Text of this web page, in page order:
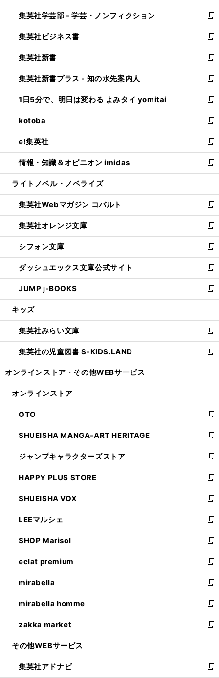
開
く
ウ
で
開
く
ン
ド
ウ
で
開
く
ウ
ィ
ン
ド
ウ
で
開
く
集英社学芸部 - 学芸・ノンフィクション
新
し
い
ウ
ィ
ン
ド
ウ
で
開
く
集英社ビジネス書
新
し
い
ウ
ィ
ン
ド
ウ
で
開
く
集英社新書
新
し
い
ウ
ィ
ン
ド
ウ
で
開
く
集英社新書プラス - 知の水先案内人
新
し
い
ウ
ィ
ン
ド
ウ
で
開
1日5分で、明日は変わる よみタイ yomitai
新
し
い
ウ
ィ
ン
ド
ウ
開
く
kotoba
新
し
い
ウ
ィ
ン
ウ
で
開
く
e!集英社
新
し
い
ウ
ン
ド
ウ
で
開
く
情報・知識＆オピニオン imidas
新
し
ウ
ィ
ン
ド
ウ
で
開
く
ライトノベル・ノベライズ
集英社Webマガジン コバルト
新
し
い
ウ
ィ
ン
ド
ウ
で
開
集英社オレンジ文庫
新
し
い
ウ
ィ
ン
ド
ウ
開
く
シフォン文庫
新
し
い
ウ
ィ
ン
ウ
で
開
く
ダッシュエックス文庫公式サイト
新
し
い
ウ
ン
ド
ウ
で
JUMP j-BOOKS
新
し
ウ
ィ
ン
ド
開
キッズ
集英社みらい文庫
新
し
い
ン
ウ
で
開
く
集英社の児童図書 S-KIDS.LAND
新
ウ
ン
ド
ウ
で
開
く
オンラインストア・ その他WEBサービス
オンラインストア
OTO
新
し
い
ウ
ィ
ン
ド
ウ
で
開
く
SHUEISHA MANGA-ART HERITAGE
新
し
い
ウ
ィ
ン
ド
ウ
で
開
く
ジャンプキャラクターズストア
新
し
い
ウ
ィ
ン
ド
ウ
で
開
く
HAPPY PLUS STORE
新
し
い
ウ
ィ
ン
ド
ウ
で
開
く
SHUEISHA VOX
新
し
い
ウ
ィ
ン
ド
ウ
で
開
く
LEEマルシェ
新
し
い
ウ
ィ
ン
ド
ウ
で
開
く
SHOP Marisol
新
し
い
ウ
ィ
ン
ド
ウ
で
開
eclat premium
新
し
い
ウ
ィ
ン
ド
ウ
開
く
mirabella
新
し
い
ウ
ィ
ン
ウ
で
mirabella homme
新
し
い
ウ
ン
ド
zakka market
新
し
ウ
ィ
その他WEBサービス
集英社アドナビ
新